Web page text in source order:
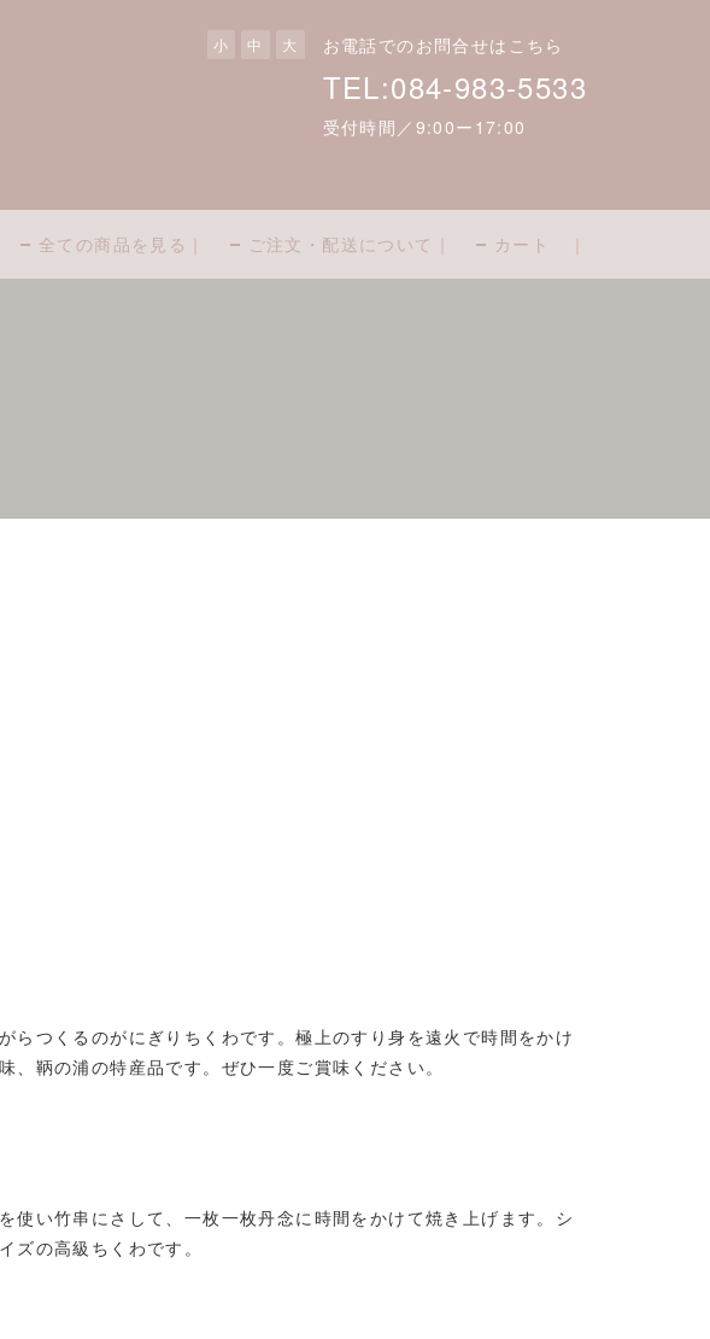
お電話でのお問合せはこちら
TEL:084-983-5533
受付時間／9:00ー17:00
小 中 大
全ての商品を見る｜ ご注文・配送について｜ カート ｜
らつくるのがにぎりちくわです。極上のすり身を遠火で時間をかけ
、鞆の浦の特産品です。ぜひ一度ご賞味ください。
使い竹串にさして、一枚一枚丹念に時間をかけて焼き上げます。シ
ズの高級ちくわです。